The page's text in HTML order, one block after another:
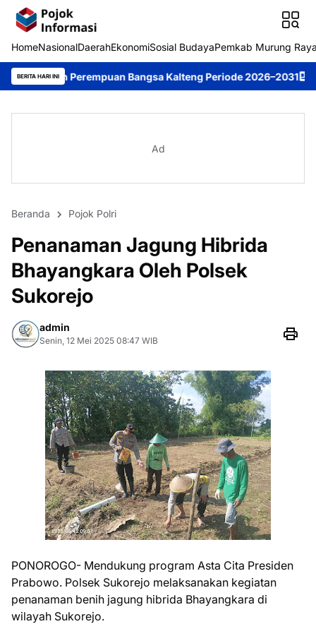
HomeNasionalDaerahEkonomiSosial BudayaPemkab Murung
BERITA HARI INIBangsa Kalteng Periode 2026–2031 DPRD Murung
Ad
Beranda Pojok Polri
Penanaman Jagung Hibrida
Bhayangkara Oleh Polsek
Sukorejo
admin
Senin, 12 Mei 2025 08:47 WIB
PONOROGO- Mendukung program Asta Cita Presiden
Prabowo. Polsek Sukorejo melaksanakan kegiatan
penanaman benih jagung hibrida Bhayangkara di
wilayah Sukorejo.